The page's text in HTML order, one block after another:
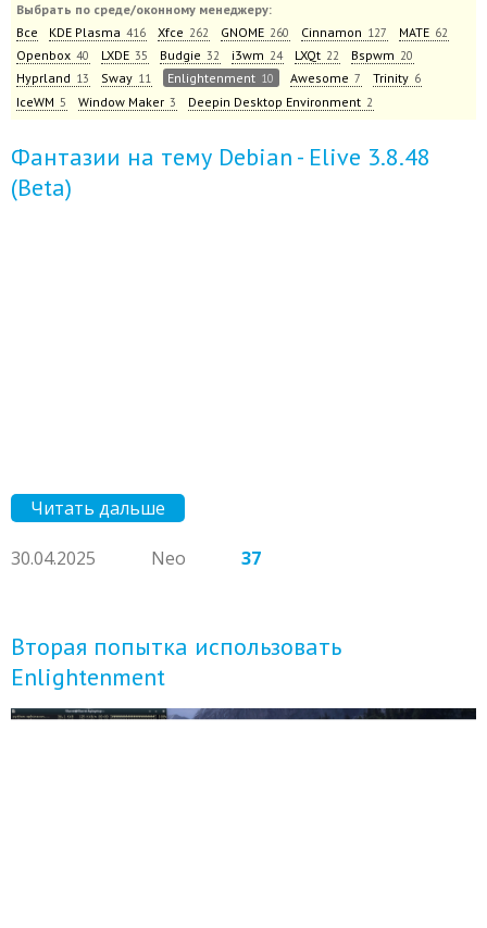
Выбрать по среде/оконному менеджеру:
Все
KDE Plasma 416 Xfce 262 GNOME 260 Cinnamon 127 MATE 62
Openbox 40 LXDE 35 Budgie 32 i3wm 24 LXQt 22 Bspwm 20
Hyprland 13 Sway 11 Enlightenment 10 Awesome 7 Trinity 6
IceWM 5 Window Maker 3 Deepin Desktop Environment 2
Фантазии на тему Debian - Elive 3.8.48
(Beta)
Читать дальше
30.04.2025 Neo 37
Вторая попытка использовать
Enlightenment